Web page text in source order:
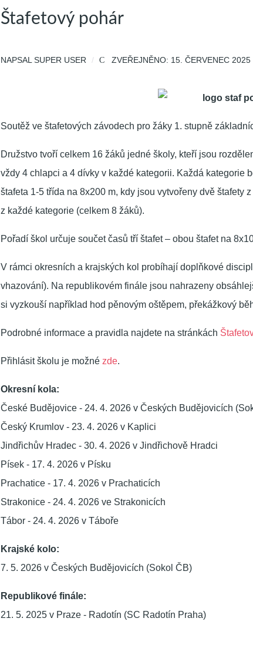
Štafetový pohár
NAPSAL SUPER USER ZVEŘEJNĚNO: 15. ČERVENEC 2025
Soutěž ve štafetových závodech pro žáky 1. stupně
Družstvo tvoří celkem 16 žáků jedné školy, kteří jsou
vždy 4 chlapci a 4 dívky v každé kategorii. Každá kategorie
štafeta 1-5 třída na 8x200 m, kdy jsou vytvořeny dvě štafety
z každé kategorie (celkem 8 žáků).
Pořadí škol určuje součet časů tří štafet – obou štafet na
V rámci okresních a krajských kol probíhají doplňkové
vhazování). Na republikovém finále jsou nahrazeny
si vyzkouší například hod pěnovým oštěpem, překážkový
Podrobné informace a pravidla najdete na stránkách
Přihlásit školu je možné zde.
Okresní kola:
České Budějovice - 24. 4. 2026 v Českých Budějovicích
Český Krumlov - 23. 4. 2026 v Kaplici
Jindřichův Hradec - 30. 4. 2026 v Jindřichově Hradci
Písek - 17. 4. 2026 v Písku
Prachatice - 17. 4. 2026 v Prachaticích
Strakonice - 24. 4. 2026 ve Strakonicích
Tábor - 24. 4. 2026 v Táboře
Krajské kolo:
7. 5. 2026 v Českých Budějovicích (Sokol ČB)
Republikové finále:
21. 5. 2025 v Praze - Radotín (SC Radotín Praha)